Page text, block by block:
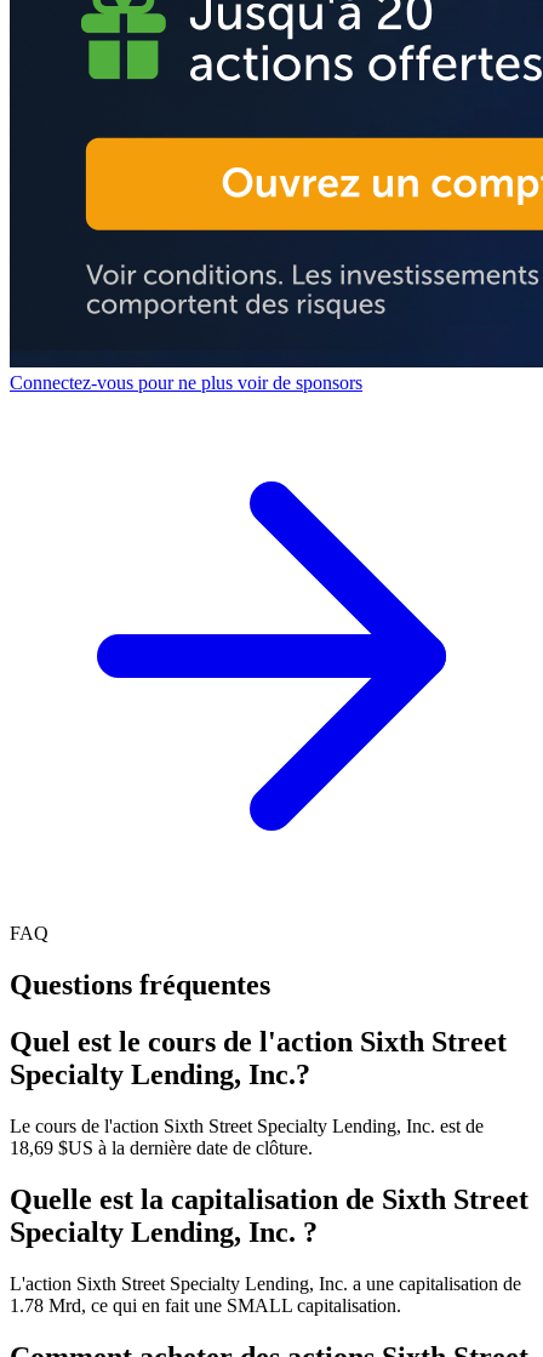
Connectez-vous pour ne plus voir de sponsors
FAQ
Questions fréquentes
Quel est le cours de l'action Sixth Street
Specialty Lending, Inc.?
Le cours de l'action Sixth Street Specialty Lending, Inc. est de
18,69 $US à la dernière date de clôture.
Quelle est la capitalisation de Sixth Street
Specialty Lending, Inc. ?
L'action Sixth Street Specialty Lending, Inc. a une capitalisation de
1.78 Mrd, ce qui en fait une SMALL capitalisation.